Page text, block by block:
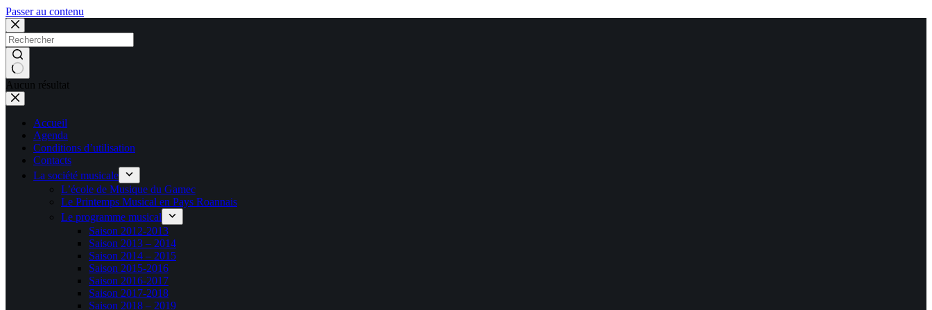
Passer au contenu
Aucun résultat
Accueil
Agenda
Conditions d’utilisation
Contacts
La société musicale
L’école de Musique du Gamec
Le Printemps Musical en Pays Roannais
Le programme musical
Saison 2012-2013
Saison 2013 – 2014
Saison 2014 – 2015
Saison 2015-2016
Saison 2016-2017
Saison 2017-2018
Saison 2018 – 2019